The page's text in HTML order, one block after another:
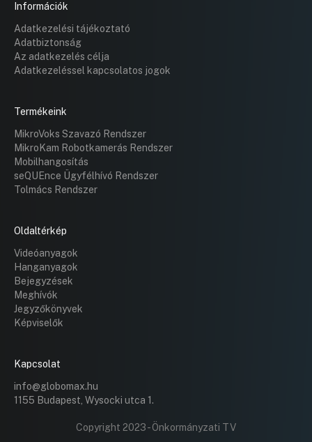
Információk
Adatkezelési tájékoztató
Adatbiztonság
Az adatkezelés célja
Adatkezeléssel kapcsolatos jogok
Termékeink
MikroVoks Szavazó Rendszer
MikroKam Robotkamerás Rendszer
Mobilhangosítás
seQUEnce Ügyfélhívó Rendszer
Tolmács Rendszer
Oldaltérkép
Videóanyagok
Hanganyagok
Bejegyzések
Meghívók
Jegyzőkönyvek
Képviselők
Kapcsolat
info@globomax.hu
1155 Budapest, Wysocki utca 1.
Copyright 2023 - Önkormányzati TV